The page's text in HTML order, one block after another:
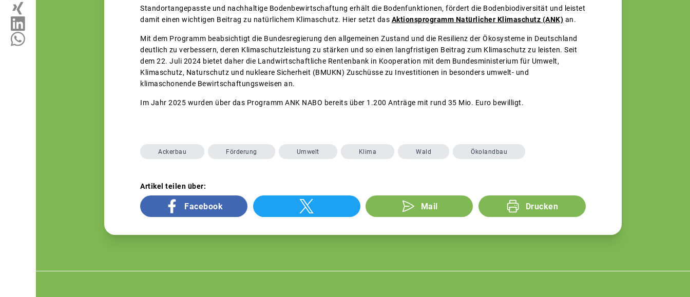
Standortangepasste und nachhaltige Bodenbewirtschaftung erhält die Bodenfunktionen, fördert die Bodenbiodiversität und leistet
damit einen wichtigen Beitrag zu natürlichem Klimaschutz. Hier setzt das Aktionsprogramm Natürlicher Klimaschutz (ANK) an.
Mit dem Programm beabsichtigt die Bundesregierung den allgemeinen Zustand und die Resilienz der Ökosysteme in Deutschland
deutlich zu verbessern, deren Klimaschutzleistung zu stärken und so einen langfristigen Beitrag zum Klimaschutz zu leisten. Seit
dem 22. Juli 2024 bietet daher die Landwirtschaftliche Rentenbank in Kooperation mit dem Bundesministerium für Umwelt,
Klimaschutz, Naturschutz und nukleare Sicherheit (BMUKN) Zuschüsse zu Investitionen in besonders umwelt- und
klimaschonende Bewirtschaftungsweisen an.
Im Jahr 2025 wurden über das Programm ANK NABO bereits über 1.200 Anträge mit rund 35 Mio. Euro bewilligt.
Ackerbau Förderung Umwelt Klima Wald Ökolandbau
Artikel teilen über:
Facebook Mail Drucken